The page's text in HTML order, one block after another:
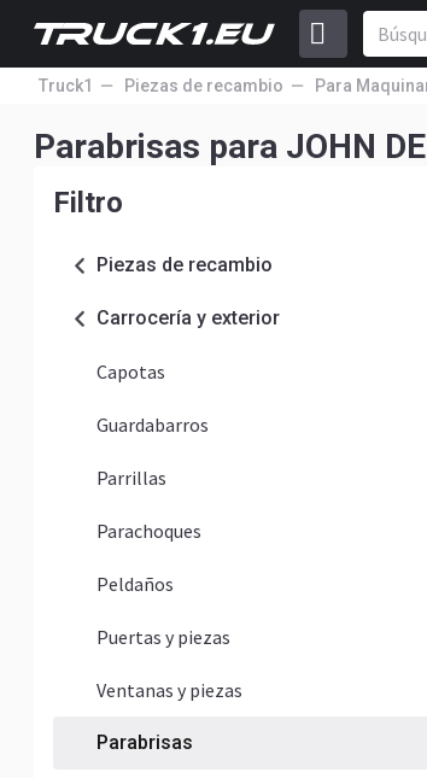
Truck1 Piezas de recambio Para
Parabrisas para JOHN
Filtro
Piezas de recambio
Carrocería y exterior
Capotas
Guardabarros
Parrillas
Parachoques
Peldaños
Puertas y piezas
Ventanas y piezas
Parabrisas